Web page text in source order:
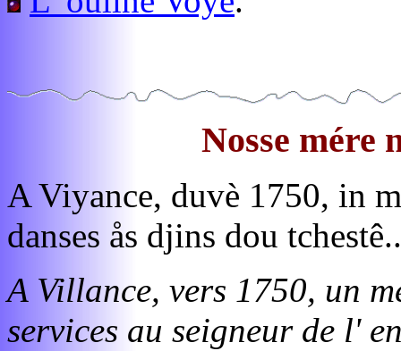
Nosse mére
A Viyance, duvè 1750, in
danses ås djins dou
A Villance, vers 1750, un
services au seigneur de l'